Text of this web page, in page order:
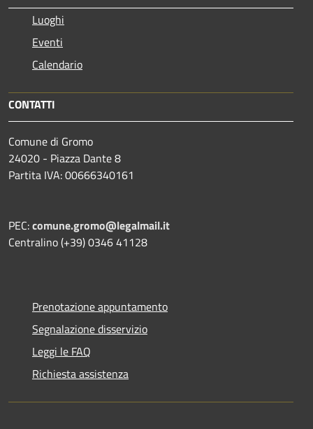
Luoghi
Eventi
Calendario
CONTATTI
Comune di Gromo
24020 - Piazza Dante 8
Partita IVA: 00666340161
PEC:comune.gromo@legalmail.it
Centralino (+39) 0346 41128
Prenotazione appuntamento
Segnalazione disservizio
Leggi le FAQ
Richiesta assistenza